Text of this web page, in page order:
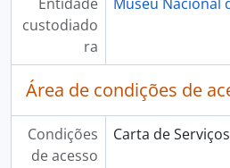
custodiado
ra
Área de condições de
Condições
de acesso
Carta de